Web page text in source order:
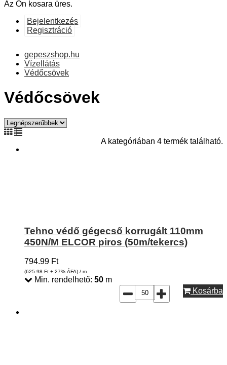
Az Ön kosara üres.
Bejelentkezés
Regisztráció
gepeszshop.hu
Vízellátás
Védőcsövek
Védőcsövek
A kategóriában 4 termék található.
Tehno védő gégecső korrugált 110mm
450N/M ELCOR piros (50m/tekercs)
794.99 Ft
(625.98 Ft + 27% ÁFA) / m
Min. rendelhető: 50 m
Kosárba